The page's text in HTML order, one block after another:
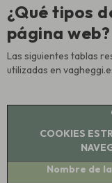
¿Qué tipos
página web?
Las siguientes tablas
utilizadas en
COOKIES
Nombre de